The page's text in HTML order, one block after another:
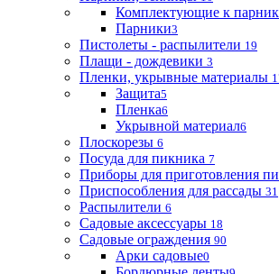
Комплектующие к
Парники3
Пистолеты - распылители 19
Плащи - дождевики 3
Пленки, укрывные материалы
Защита5
Пленка6
Укрывной материал6
Плоскорезы 6
Посуда для пикника 7
Приборы для приготовления
Приспособления для рассады 31
Распылители 6
Садовые аксессуары 18
Садовые ограждения 90
Арки садовые0